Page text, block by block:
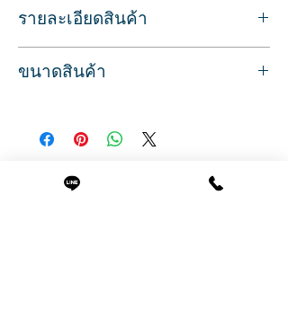
รายละเอียดสินค้า
ขอบสีเงิน แบบติดผนัง มีไฟ LED ในตัว
แก้วน้ำ
ขนาดสินค้า
กว้าง 65 ซม.
ลึก 4.5 ซม.
ภาพโฆษณาถ่ายจากสินค้าจริง
Related Products